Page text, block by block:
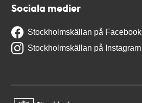
Sociala medier
Stockholmskällan på Facebook
Stockholmskällan på Instagram